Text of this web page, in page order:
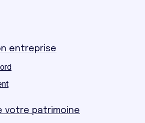
entreprise
votre patrimoine